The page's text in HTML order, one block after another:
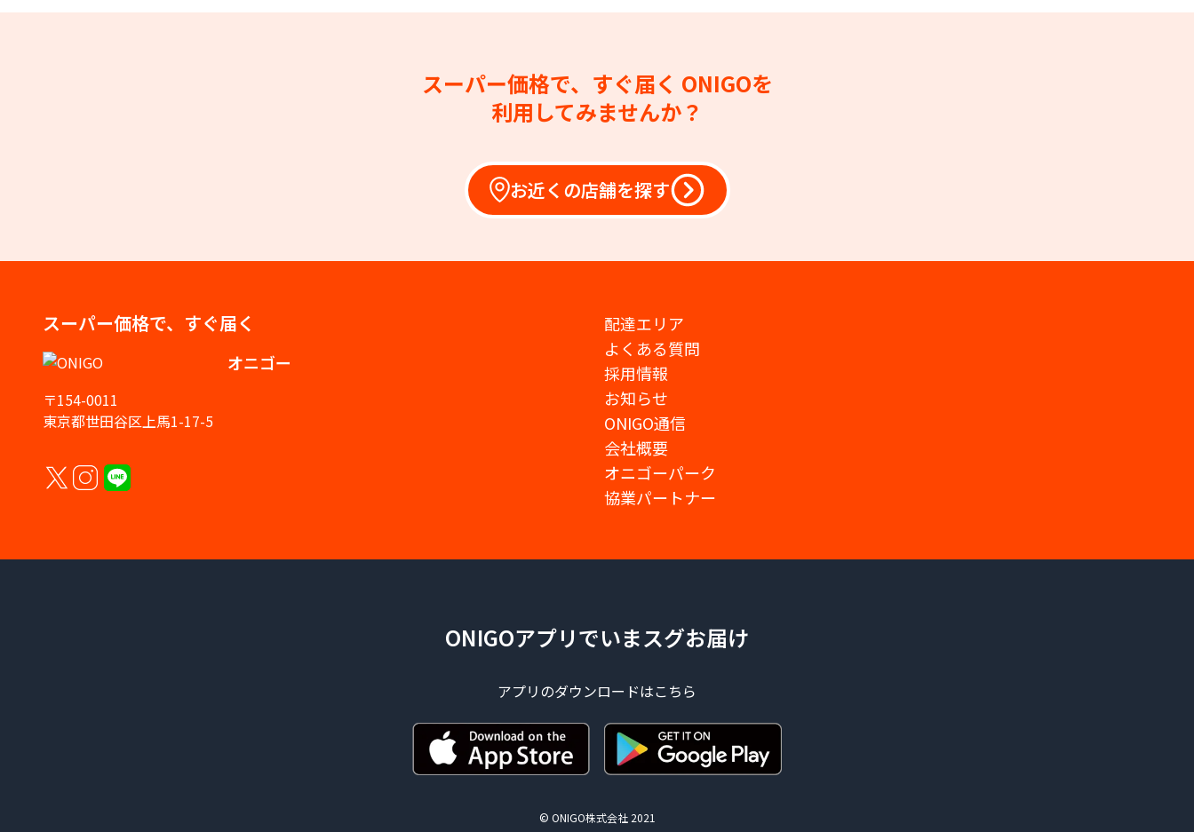
スーパー価格で、すぐ届く ONIGOを
利用してみませんか？
お近くの店舗を探す
スーパー価格で、すぐ届く
オニゴー
〒154-0011
東京都世田谷区上馬1-17-5
配達エリア
よくある質問
採用情報
お知らせ
ONIGO通信
会社概要
オニゴーパーク
協業パートナー
ONIGOアプリでいまスグお届け
アプリのダウンロードはこちら
© ONIGO株式会社 2021